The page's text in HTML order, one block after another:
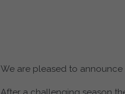
We are pleased to announce